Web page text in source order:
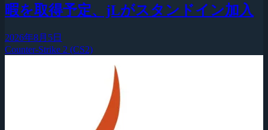
暇を取得予定、jLがスタンドイン加入
2026年8月5日
Counter-Strike 2 (CS2)